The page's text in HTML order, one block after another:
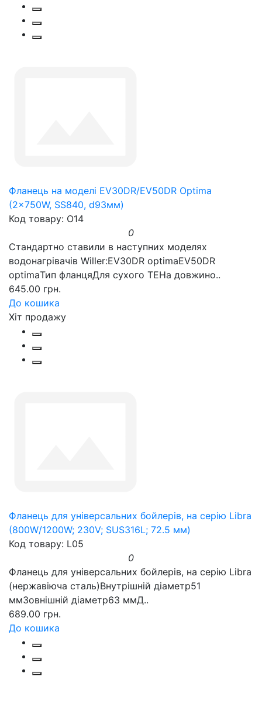
Фланець на моделі EV30DR/EV50DR Optima
(2x750W, SS840, d93мм)
Код товару: O14
0
Стандартно ставили в наступних моделях
водонагрівачів Willer:EV30DR optimaEV50DR
optimaТип фланцяДля сухого ТЕНа довжино..
645.00 грн.
До кошика
Хіт продажу
Фланець для універсальних бойлерів, на серію Libra
(800W/1200W; 230V; SUS316L; 72.5 мм)
Код товару: L05
0
Фланець для універсальних бойлерів, на серію Libra
(нержавіюча сталь)Внутрішній діаметр51
ммЗовнішній діаметр63 ммД..
689.00 грн.
До кошика